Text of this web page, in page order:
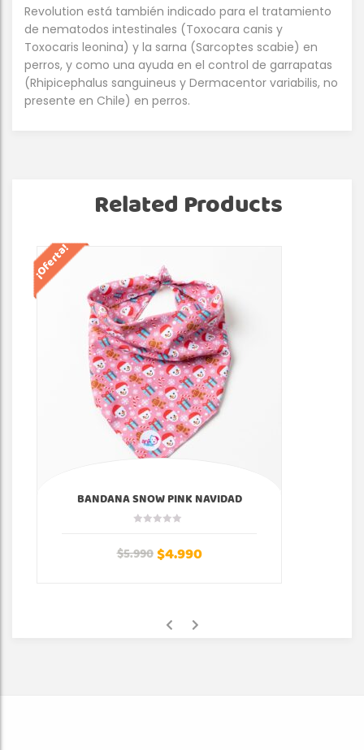
Revolution está también indicado para el tratamiento
de nematodos intestinales (Toxocara canis y
Toxocaris leonina) y la sarna (Sarcoptes scabie) en
perros, y como una ayuda en el control de garrapatas
(Rhipicephalus sanguineus y Dermacentor variabilis, no
presente en Chile) en perros.
Related Products
¡Oferta!
BANDANA SNOW PINK NAVIDAD
$5.990$4.990